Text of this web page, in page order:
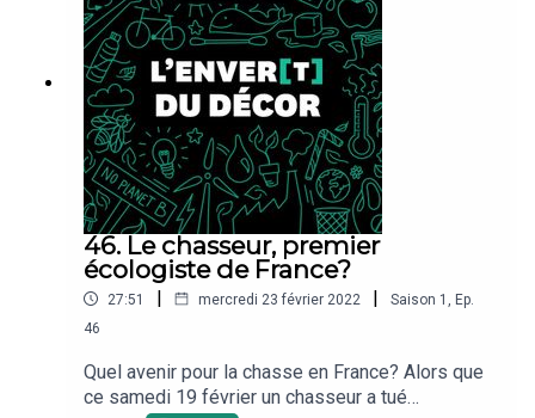
détail l'empreinte carbone de ces modes de
transport alternatifs, pas toujours si verts que
ça.Les sources utilisées: L’étude d’Anne de
Bortoli sur l’impact des trottinettes
électriquesLes résultats d’un questionnaire sur
les usages en micro mobilitéUne autre étude
d’Anne de Bortoli sur l’impact environnemental
des transports partagésUne approche socio-
économique des usages de trottinettes
électriques en France
46. Le chasseur, premier
écologiste de France?
27:51 | mercredi 23 février 2022 | Saison 1
Ep.
46
Quel avenir pour la chasse en France? Alors que
ce samedi 19 février un chasseur a tué